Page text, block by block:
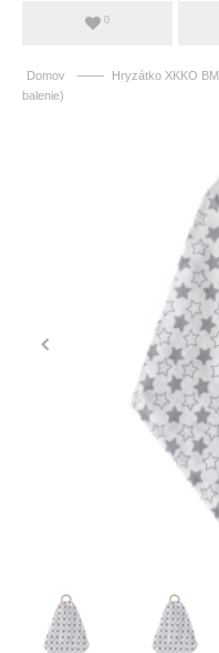
0
Domov ——
Hryzátko XKKO
balenie)